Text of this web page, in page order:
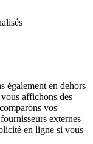
également en dehors
affichons des
vos
externes
en ligne si vous